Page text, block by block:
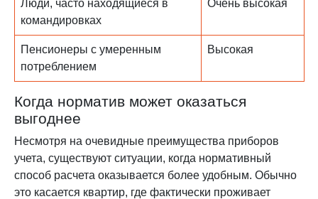
Люди, часто находящиеся в
командировках
Очень высокая
Пенсионеры с умеренным
потреблением
Высокая
Когда норматив может оказаться
выгоднее
Несмотря на очевидные преимущества приборов
учета, существуют ситуации, когда нормативный
способ расчета оказывается более удобным. Обычно
это касается квартир, где фактически проживает